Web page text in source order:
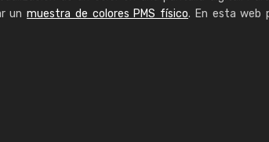
unmuestra de colores PMS físico. En esta web